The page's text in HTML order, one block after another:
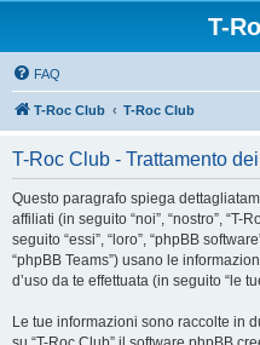
T-
FAQ
T-Roc Club T-Roc Club
T-Roc Club - Trattamento
Questo paragrafo spiega
affiliati (in seguito “noi”, “nostro”, “T-
seguito “essi”, “loro”, “phpBB
“phpBB Teams”) usano le
d’uso da te effettuata (in seguito “le
Le tue informazioni sono raccolte in